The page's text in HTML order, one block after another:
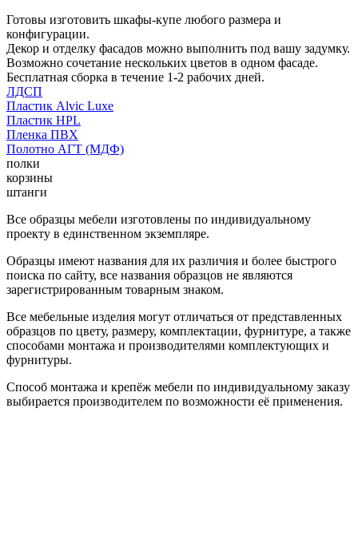
Готовы изготовить шкафы-купе любого размера и
конфигурации.
Декор и отделку фасадов можно выполнить под вашу задумку.
Возможно сочетание нескольких цветов в одном фасаде.
Бесплатная сборка в течение 1-2 рабочих дней.
ЛДСП
Пластик Alvic Luxe
Пластик HPL
Пленка ПВХ
Полотно АГТ (МДФ)
полки
корзины
штанги
Все образцы мебели изготовлены по индивидуальному
проекту в единственном экземпляре.
Образцы имеют названия для их различия и более быстрого
поиска по сайту, все названия образцов не являются
зарегистрированным товарным знаком.
Все мебельные изделия могут отличаться от представленных
образцов по цвету, размеру, комплектации, фурнитуре, а также
способами монтажа и производителями комплектующих и
фурнитуры.
Способ монтажа и крепёж мебели по индивидуальному заказу
выбирается производителем по возможности её применения.